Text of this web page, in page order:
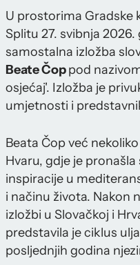
U prostorima Gradske
Splitu 27. svibnja
samostalna izložba
Beate Čoppod
osjećaj'. Izložba je
umjetnosti i
Beata Čop već
Hvaru, gdje je
inspiracije u
i načinu života. Nakon
izložbi u Slovačkoj i
predstavila je ciklus
posljednjih godina